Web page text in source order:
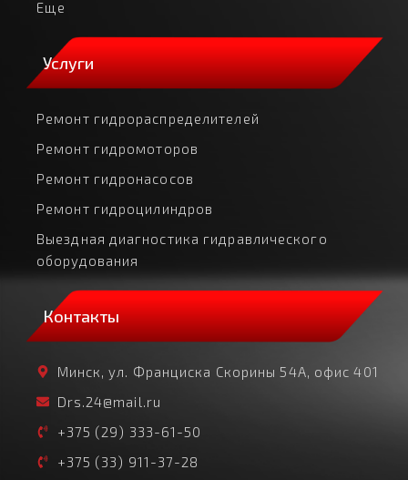
Еще
Услуги
Ремонт гидрораспределителей
Ремонт гидромоторов
Ремонт гидронасосов
Ремонт гидроцилиндров
Выездная диагностика гидравлического
оборудования
Контакты
Минск, ул. Франциска Скорины 54А, офис 401
Drs.24@mail.ru
+375 (29) 333-61-50
+375 (33) 911-37-28